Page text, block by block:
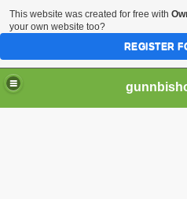
This website was created for free with
your own website too?
REGISTER